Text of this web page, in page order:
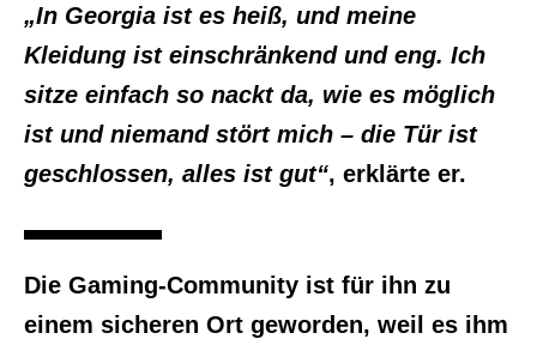
„In Georgia ist es heiß, und meine
Kleidung ist einschränkend und eng. Ich
sitze einfach so nackt da, wie es möglich
ist und niemand stört mich – die Tür ist
geschlossen, alles ist gut“, erklärte er.
Die Gaming-Community ist für ihn zu
einem sicheren Ort geworden, weil es ihm